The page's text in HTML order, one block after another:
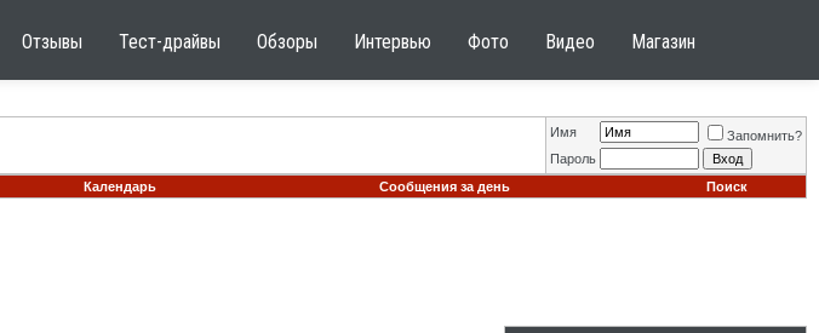
Отзывы Тест-драйвы Обзоры Интервью Фото Видео Магазин
Имя
Запомнить?
Пароль
Календарь Сообщения за день Поиск